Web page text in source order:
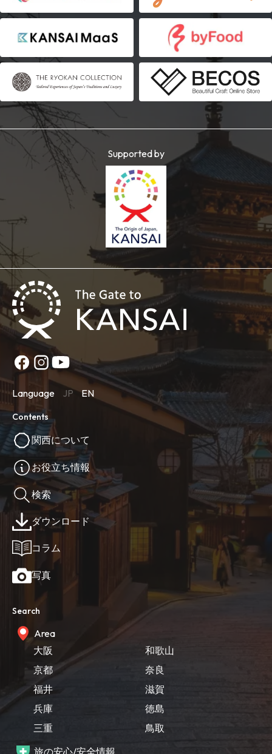
Supported by
Language JP EN
Contents
関西について
お役立ち情報
検索
ダウンロード
コラム
写真
Search
Area
大阪
京都
福井
兵庫
三重
和歌山
奈良
滋賀
徳島
鳥取
旅の安心/安全情報